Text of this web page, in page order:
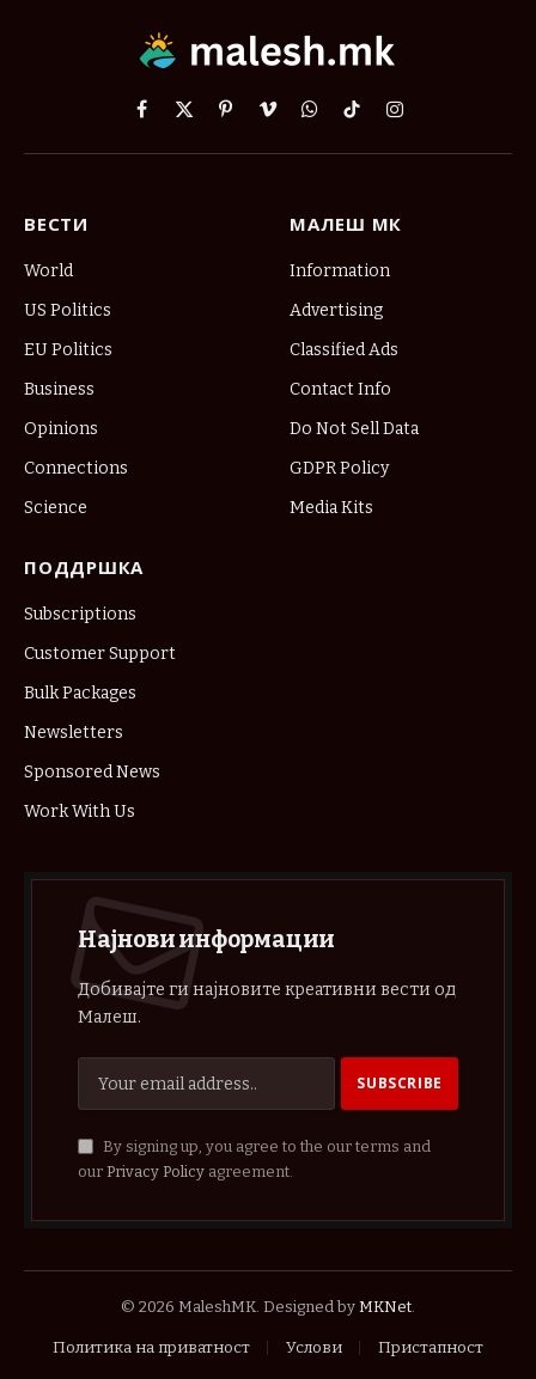
Facebook
X
PinterestVimeoWhatsApp
TikTokInstagram
ВЕСТИ
World
US Politics
EU Politics
Business
Opinions
Connections
Science
МАЛЕШ МК
Information
Advertising
Classified Ads
Contact Info
Do Not Sell Data
GDPR Policy
Media Kits
ПОДДРШКА
Subscriptions
Customer Support
Bulk Packages
Newsletters
Sponsored News
Work With Us
Најнови информации
Добивајте ги најновите креативни вести од
Малеш.
By signing up, you agree to the our terms and
our Privacy Policyagreement.
© 2026 MaleshMK. Designed by MKNet.
Политика на приватност Услови Пристапност